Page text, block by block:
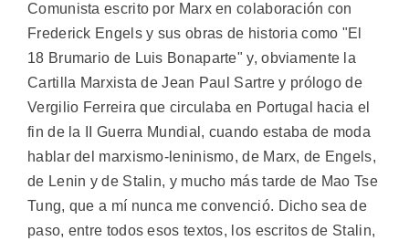
Comunista escrito por Marx en colaboración con
Frederick Engels y sus obras de historia como "El
18 Brumario de Luis Bonaparte" y, obviamente la
Cartilla Marxista de Jean Paul Sartre y prólogo de
Vergilio Ferreira que circulaba en Portugal hacia el
fin de la II Guerra Mundial, cuando estaba de moda
hablar del marxismo-leninismo, de Marx, de Engels,
de Lenin y de Stalin, y mucho más tarde de Mao Tse
Tung, que a mí nunca me convenció. Dicho sea de
paso, entre todos esos textos, los escritos de Stalin,